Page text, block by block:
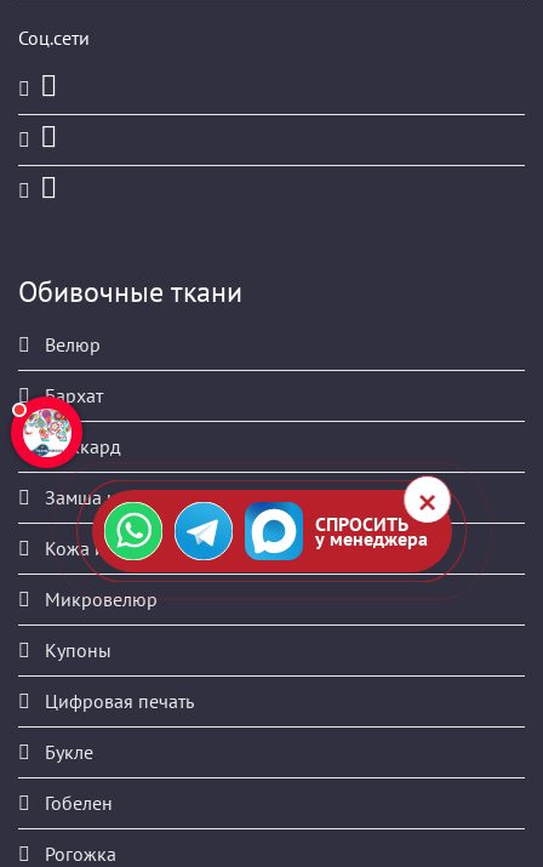
СПРОСИТЬ
у менеджера
Соц.сети
Обивочные ткани
Велюр
Бархат
Жаккард
Замша искусственная
Кожа искусственная
Микровелюр
Купоны
Цифровая печать
Букле
Гобелен
Рогожка